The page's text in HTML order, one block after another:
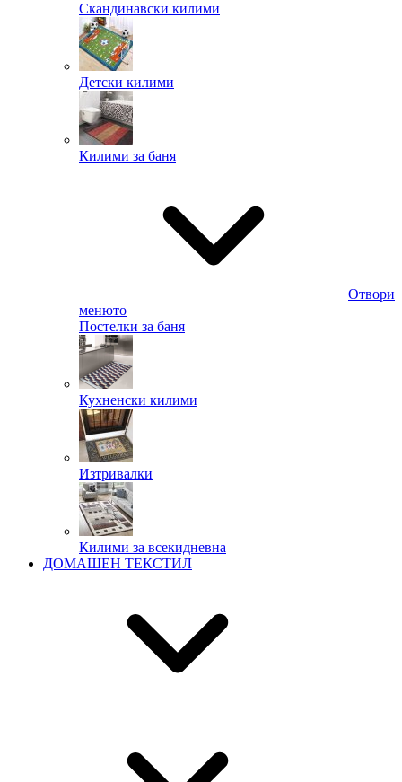
Скандинавски килими
Детски килими
Килими за баня
Отвори
менюто
Постелки за баня
Кухненски килими
Изтривалки
Килими за всекидневна
ДОМАШЕН ТЕКСТИЛ